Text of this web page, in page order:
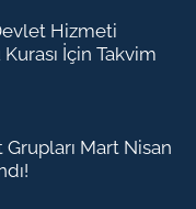
Hizmeti
İçin Takvim
Mart Nisan